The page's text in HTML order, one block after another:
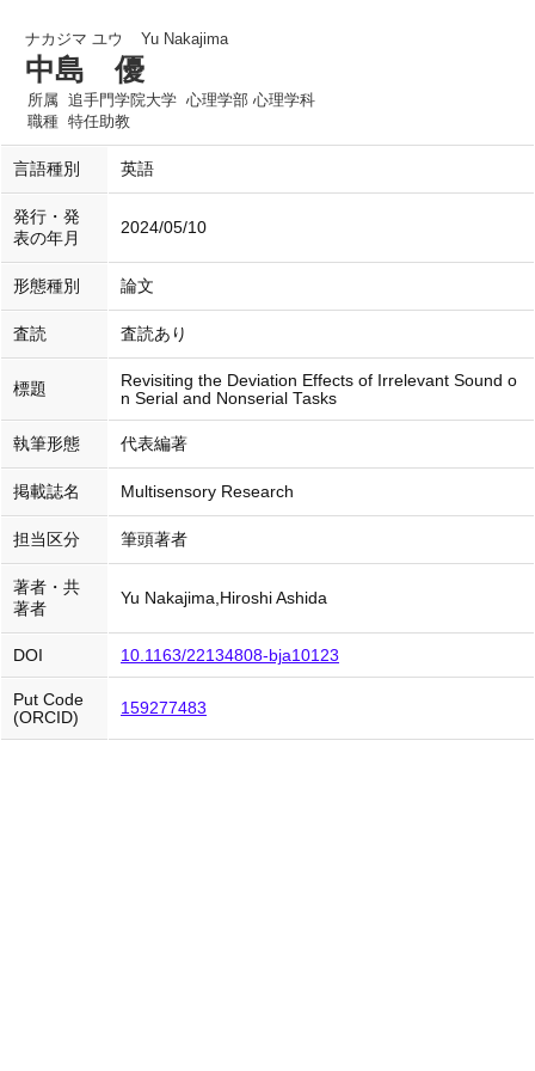
ナカジマ ユウ Yu Nakajima
中島 優
所属 追手門学院大学 心理学部 心理学科
職種 特任助教
言語種別 英語
発行・発
表の年月
2024/05/10
形態種別 論文
査読 査読あり
標題
Revisiting the Deviation Effects of Irrelevant Sound o
n Serial and Nonserial Tasks
執筆形態 代表編著
掲載誌名 Multisensory Research
担当区分 筆頭著者
著者・共
著者
Yu Nakajima,Hiroshi Ashida
DOI 10.1163/22134808-bja10123
Put Code
(ORCID)
159277483